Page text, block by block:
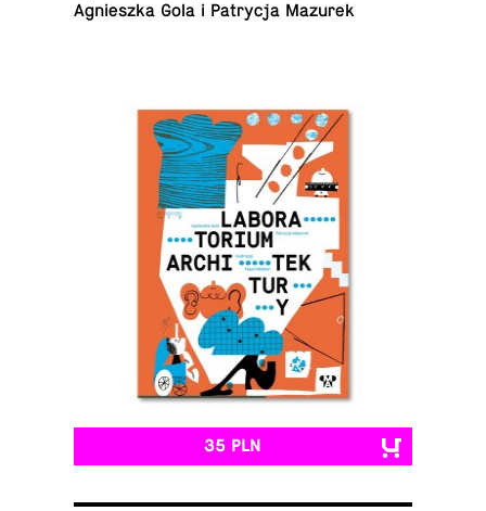
Agniesz­ka Gola i Pa­try­cja Mazurek
35 PLN